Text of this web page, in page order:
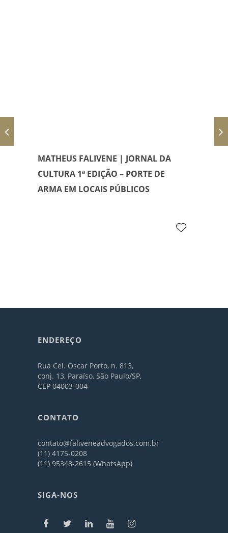
MATHEUS FALIVENE | JORNAL DA
CULTURA 1ª EDIÇÃO – PORTE DE
ARMA EM LOCAIS PÚBLICOS
ENDEREÇO
Rua Cel. Oscar Porto, n. 813,
conj. 13, Paraíso, São Paulo/SP,
CEP 04003-004
CONTATO
contato@faliveneadvogados.com.br
(11) 4175-0208
(11) 95348-2615 (WhatsApp)
SIGA-NOS